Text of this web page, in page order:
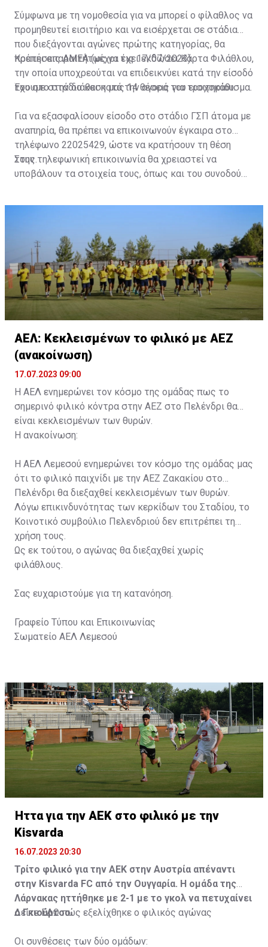
Σύμφωνα με τη νομοθεσία για να μπορεί ο φίλαθλος να
προμηθευτεί εισιτήριο και να εισέρχεται σε στάδια
που διεξάγονται αγώνες πρώτης κατηγορίας, θα
πρέπει απαραιτήτως να έχει εκδώσει Κάρτα Φιλάθλου,
την οποία υποχρεούται να επιδεικνύει κατά την είσοδό
του στο στάδιο και κατά την αγορά του εισιτηρίου.
Κρατήσεις ΑΜΕΑ (μέχρι τις 17/07/2023)
Έχουμε στην διάθεση μας 14 θέσεις για τροχοκάθισμα.
Για να εξασφαλίσουν είσοδο στο στάδιο ΓΣΠ άτομα με
αναπηρία, θα πρέπει να επικοινωνούν έγκαιρα στο
τηλέφωνο 22025429, ώστε να κρατήσουν τη θέση
τους.
Στην τηλεφωνική επικοινωνία θα χρειαστεί να
υποβάλουν τα στοιχεία τους, όπως και του συνοδού
ονοματεπώνυμο, αριθμός πινακίδας αυτοκινήτου,
ΑΕΛ: Κεκλεισμένων το φιλικό με ΑΕΖ
(ανακοίνωση)
17.07.2023 09:00
Η ΑΕΛ ενημερώνει τον κόσμο της ομάδας πως το
σημερινό φιλικό κόντρα στην ΑΕΖ στο Πελένδρι θα
είναι κεκλεισμένων των θυρών.
Η ανακοίνωση:
Η ΑΕΛ Λεμεσού ενημερώνει τον κόσμο της ομάδας μας
ότι το φιλικό παιχνίδι με την ΑΕΖ Ζακακίου στο
Πελένδρι θα διεξαχθεί κεκλεισμένων των θυρών.
Λόγω επικινδυνότητας των κερκίδων του Σταδίου, το
Κοινοτικό συμβούλιο Πελενδριού δεν επιτρέπει τη
χρήση τους.
Ως εκ τούτου, ο αγώνας θα διεξαχθεί χωρίς
φιλάθλους.
Σας ευχαριστούμε για τη κατανόηση.
Γραφείο Τύπου και Επικοινωνίας
Σωματείο ΑΕΛ Λεμεσού
Ήττα για την ΑΕΚ στο φιλικό με την
Kisvarda
16.07.2023 20:30
Τρίτο φιλικό για την ΑΕΚ στην Αυστρία απέναντι
στην Kisvarda FC από την Ουγγαρία. Η ομάδα της
Λάρνακας ηττήθηκε με 2-1 με το γκολ να πετυχαίνει
ο Γκιούρτσο.
ΔείτεΕΔΩπώς εξελίχθηκε ο φιλικός αγώνας
Οι συνθέσεις των δύο ομάδων: